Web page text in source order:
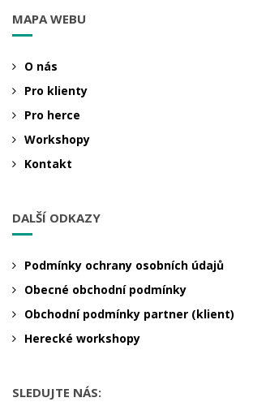
MAPA WEBU
O nás
Pro klienty
Pro herce
Workshopy
Kontakt
DALŠÍ ODKAZY
Podmínky ochrany osobních údajů
Obecné obchodní podmínky
Obchodní podmínky partner (klient)
Herecké workshopy
SLEDUJTE NÁS: